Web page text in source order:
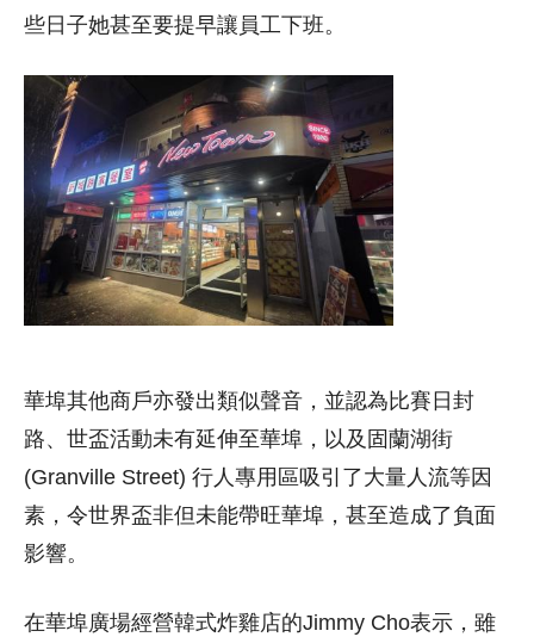
些日子她甚至要提早讓員工下班。
華埠其他商戶亦發出類似聲音，並認為比賽日封
路、世盃活動未有延伸至華埠，以及固蘭湖街
(Granville Street) 行人專用區吸引了大量人流等因
素，令世界盃非但未能帶旺華埠，甚至造成了負面
影響。
在華埠廣場經營韓式炸雞店的Jimmy Cho表示，雖